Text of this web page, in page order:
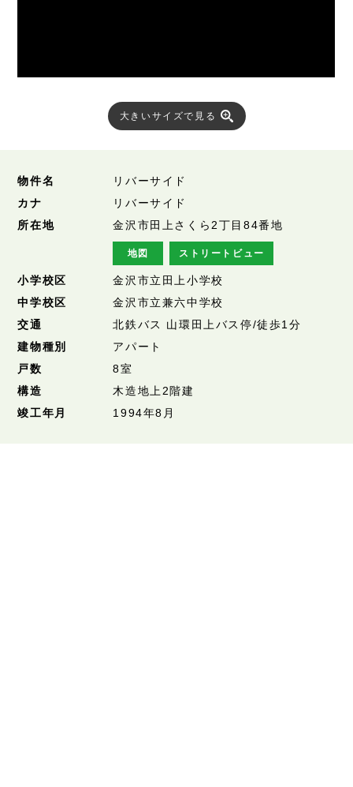
大きいサイズで見る
物件名
リバーサイド
カナ
リバーサイド
所在地
金沢市田上さくら2丁目84番地
地図 ストリートビュー
小学校区
金沢市立田上小学校
中学校区
金沢市立兼六中学校
交通
北鉄バス 山環田上バス停/徒歩1分
建物種別
アパート
戸数
8室
構造
木造地上2階建
竣工年月
1994年8月